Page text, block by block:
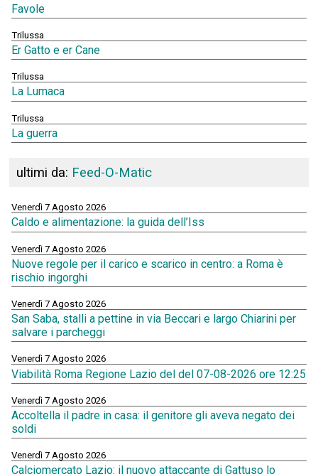
Favole
Trilussa
Er Gatto e er Cane
Trilussa
La Lumaca
Trilussa
La guerra
ultimi da: Feed-O-Matic
Venerdì 7 Agosto 2026
Caldo e alimentazione: la guida dell’Iss
Venerdì 7 Agosto 2026
Nuove regole per il carico e scarico in centro: a Roma è
rischio ingorghi
Venerdì 7 Agosto 2026
San Saba, stalli a pettine in via Beccari e largo Chiarini per
salvare i parcheggi
Venerdì 7 Agosto 2026
Viabilità Roma Regione Lazio del del 07-08-2026 ore 12:25
Venerdì 7 Agosto 2026
Accoltella il padre in casa: il genitore gli aveva negato dei
soldi
Venerdì 7 Agosto 2026
Calciomercato Lazio: il nuovo attaccante di Gattuso lo